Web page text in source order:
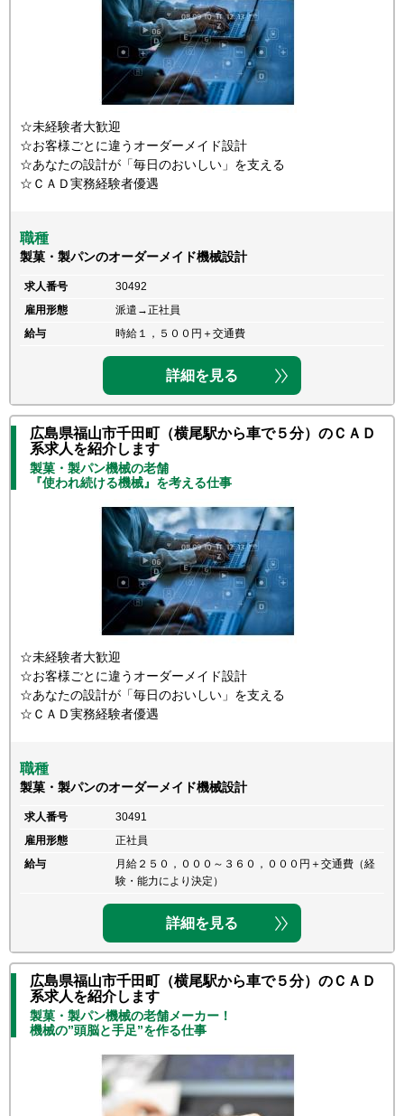
☆未経験者大歓迎
☆お客様ごとに違うオーダーメイド設計
☆あなたの設計が「毎日のおいしい」を支える
☆ＣＡＤ実務経験者優遇
職種
製菓・製パンのオーダーメイド機械設計
求人番号
30492
雇用形態
派遣→正社員
給与
時給１，５００円＋交通費
詳細を見る
広島県福山市千田町（横尾駅から車で５分）のＣＡＤ
系求人を紹介します
製菓・製パン機械の老舗
『使われ続ける機械』を考える仕事
☆未経験者大歓迎
☆お客様ごとに違うオーダーメイド設計
☆あなたの設計が「毎日のおいしい」を支える
☆ＣＡＤ実務経験者優遇
職種
製菓・製パンのオーダーメイド機械設計
求人番号
30491
雇用形態
正社員
給与
月給２５０，０００～３６０，０００円＋交通費（経
験・能力により決定）
詳細を見る
広島県福山市千田町（横尾駅から車で５分）のＣＡＤ
系求人を紹介します
製菓・製パン機械の老舗メーカー！
機械の”頭脳と手足”を作る仕事